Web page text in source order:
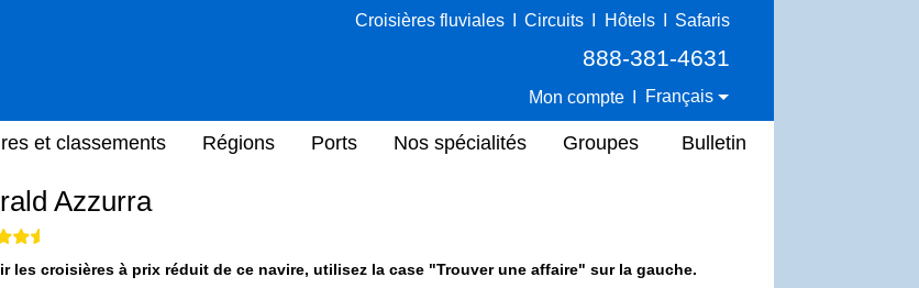
Croisières fluviales Circuits Hôtels Safaris
888-381-4631
Mon compte Français
et classements Régions Ports Nos spécialités Groupes Bulletin
Azzurra
les croisières à prix réduit de ce navire, utilisez la case "Trouver une affaire" sur la gauche.